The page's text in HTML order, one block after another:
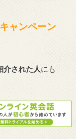
ャンペーン
介された人にも